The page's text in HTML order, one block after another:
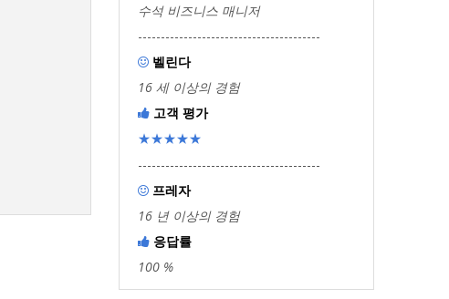
수석 비즈니스 매니저
----------------------------------------
 벨린다
16 세 이상의 경험
 고객 평가
★★★★★
----------------------------------------
 프레자
16 년 이상의 경험
 응답률
100 %